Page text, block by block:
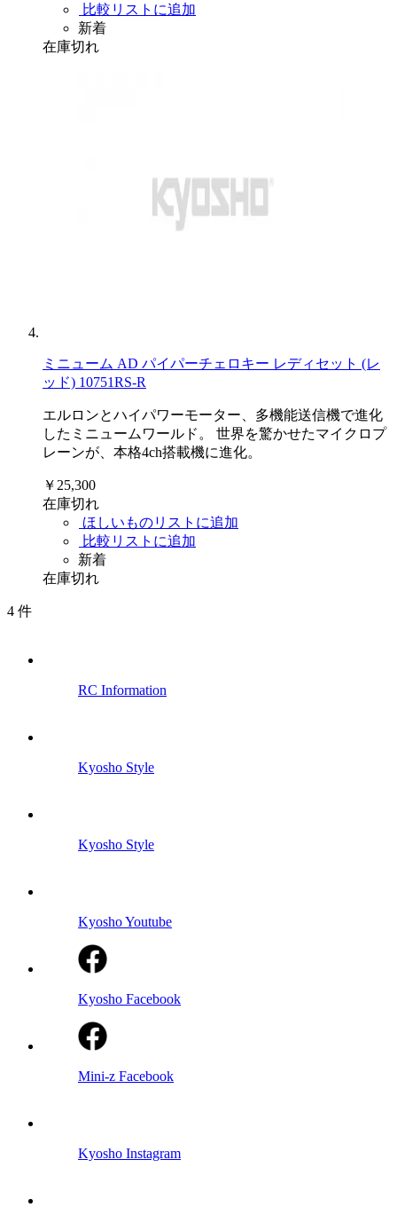
比較リストに追加
新着
在庫切れ
ミニューム AD パイパーチェロキー レディセット (レ
ッド) 10751RS-R
エルロンとハイパワーモーター、多機能送信機で進化
したミニュームワールド。 世界を驚かせたマイクロプ
レーンが、本格4ch搭載機に進化。
￥25,300
在庫切れ
ほしいものリストに追加
比較リストに追加
新着
在庫切れ
4 件
RC Information
Kyosho Style
Kyosho Style
Kyosho Youtube
Kyosho Facebook
Mini-z Facebook
Kyosho Instagram